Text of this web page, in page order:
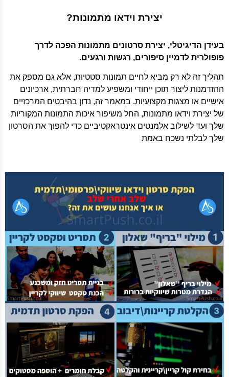
יצירת וידאו מתמונות?
בעידן הדיגיטלי, יצירת סרטונים מתמונות הפכה לדרך
פופולרית לדמיין סיפורים, רגשות ורגעים.
תהליך זה לא רק מביא לחיים תמונות סטטיות, אלא גם מספק את
ההזדמנות ליצור תוכן ייחודי ומשפיע למדיה חברתית, ארכיונים
אישיים או מצגות מקצועיות. במאמר זה, נדון בהיבטים המרכזיים
של יצירת וידאו מתמונות, החל משיפור איכות התמונות המקוריות
שלך ועד לשילוב אלמנטים אינטראקטיביים כדי להפוך את הסרטון
שלך לבלתי נשכח באמת